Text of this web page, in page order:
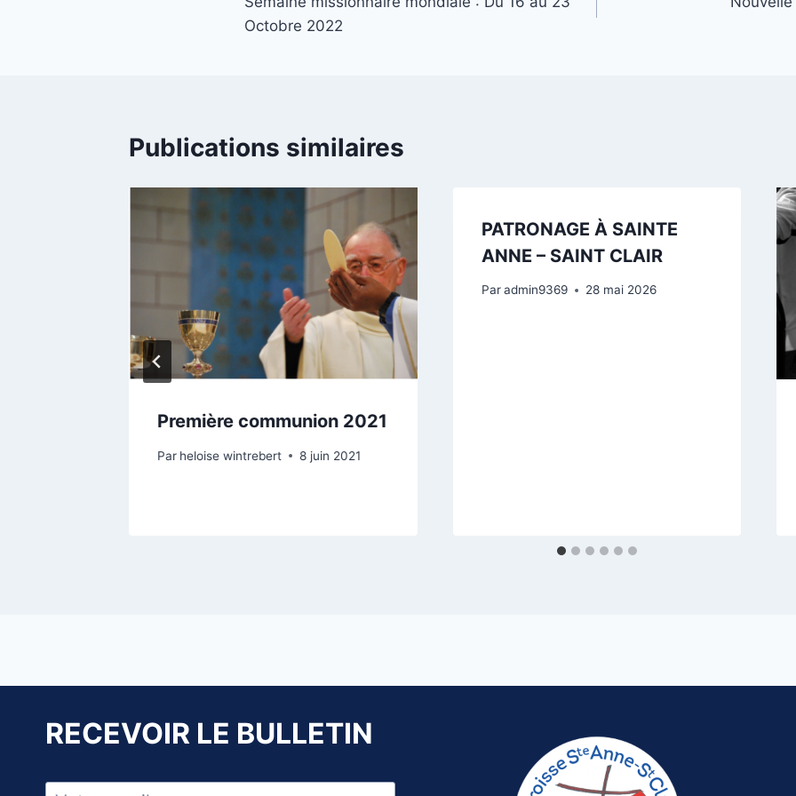
de
Octobre 2022
Publications similaires
Première communion 2021
Par heloise wintrebert 8 juin 2021
PATRONAGE À SAINTE
ANNE – SAINT CLAIR
Par admin9369 28 mai 2026
RECEVOIR LE BULLETIN